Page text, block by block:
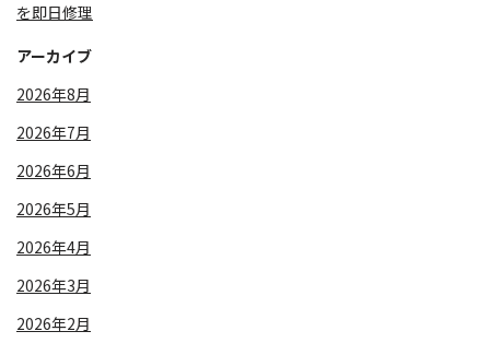
を即日修理
アーカイブ
2026年8月
2026年7月
2026年6月
2026年5月
2026年4月
2026年3月
2026年2月